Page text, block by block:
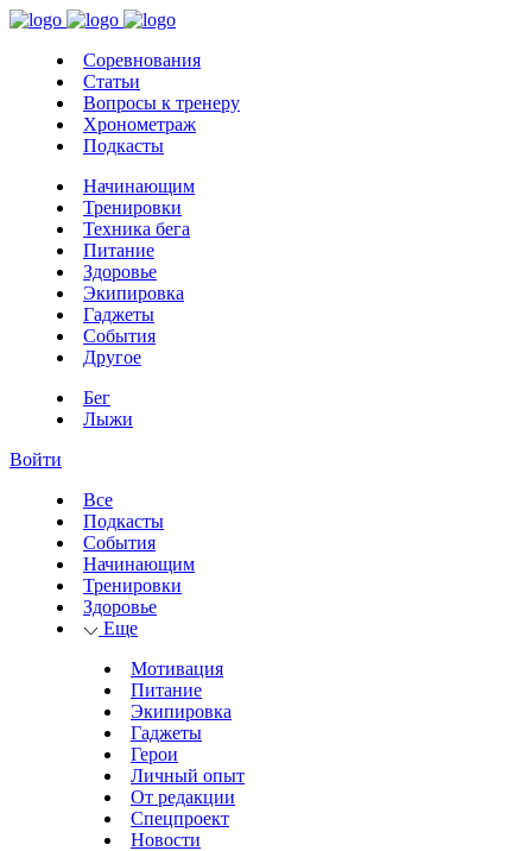
Соревнования
Статьи
Вопросы к тренеру
Хронометраж
Подкасты
Начинающим
Тренировки
Техника бега
Питание
Здоровье
Экипировка
Гаджеты
События
Другое
Бег
Лыжи
Войти
Все
Подкасты
События
Начинающим
Тренировки
Здоровье
Еще
Мотивация
Питание
Экипировка
Гаджеты
Герои
Личный опыт
От редакции
Спецпроект
Новости